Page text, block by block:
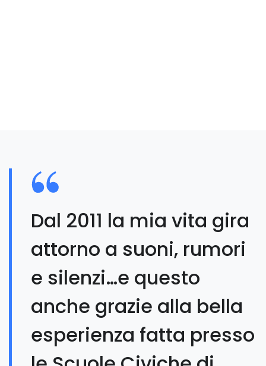
Dal 2011 la mia vita gira
attorno a suoni, rumori
e silenzi…e questo
anche grazie alla bella
esperienza fatta presso